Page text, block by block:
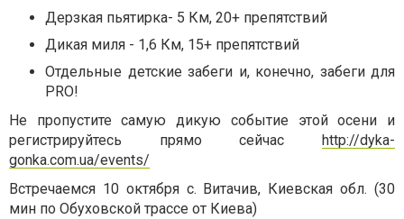
Дерзкая пьятирка- 5 Км, 20+ препятствий
Дикая миля - 1,6 Км, 15+ препятствий
Отдельные детские забеги и, конечно, забеги для
PRO!
Не пропустите самую дикую событие этой осени и
регистрируйтесь прямо сейчас http://dyka-
gonka.com.ua/events/
Встречаемся 10 октября с. Витачив, Киевская обл. (30
мин по Обуховской трассе от Киева)⠀